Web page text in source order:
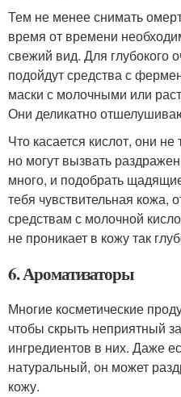
Тем не менее снимать
время от времени
свежий вид. Для глубокого
подойдут средства с
маски с молочными или
Они деликатно
Что касается кислот, они
но могут вызвать
много, и подобрать
тебя чувствительная кожа,
средствам с молочной
не проникает в кожу так
6. Ароматизаторы
Многие косметические
чтобы скрыть неприятный
ингредиентов в них. Даже
натуральный, он может
кожу.